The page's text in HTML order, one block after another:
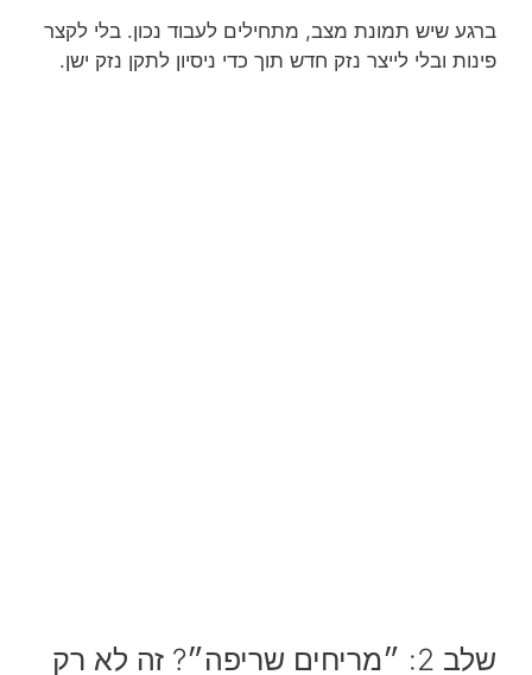
ברגע שיש תמונת מצב, מתחילים לעבוד נכון. בלי לקצר
פינות ובלי לייצר נזק חדש תוך כדי ניסיון לתקן נזק ישן.
שלב 2: ״מריחים שריפה״? זה לא רק